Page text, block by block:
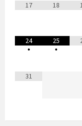
17 18
24
•
25
•
31